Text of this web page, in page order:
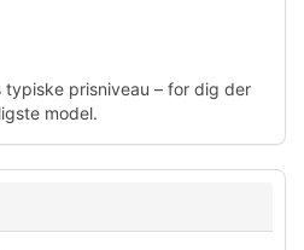
prisniveau – for dig der
model.